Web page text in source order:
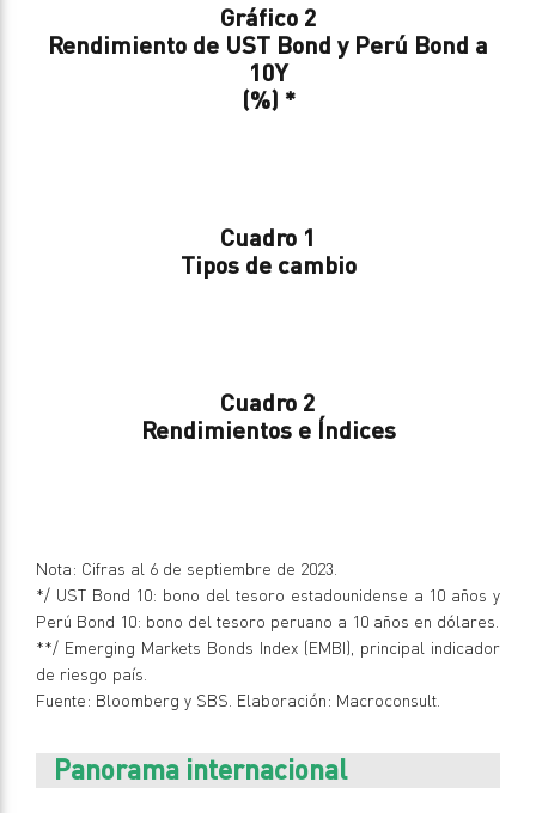
Gráfico 2
Rendimiento de UST Bond y Perú Bond a
10Y
(%) *
Cuadro 1
Tipos de cambio
Cuadro 2
Rendimientos e Índices
Nota: Cifras al 6 de septiembre de 2023.
*/ UST Bond 10: bono del tesoro estadounidense a 10 años y
Perú Bond 10: bono del tesoro peruano a 10 años en dólares.
**/ Emerging Markets Bonds Index (EMBI), principal indicador
de riesgo país.
Fuente: Bloomberg y SBS. Elaboración: Macroconsult.
Panorama internacional